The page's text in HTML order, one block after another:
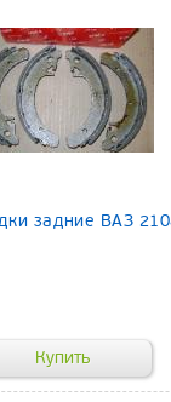
задние ВАЗ